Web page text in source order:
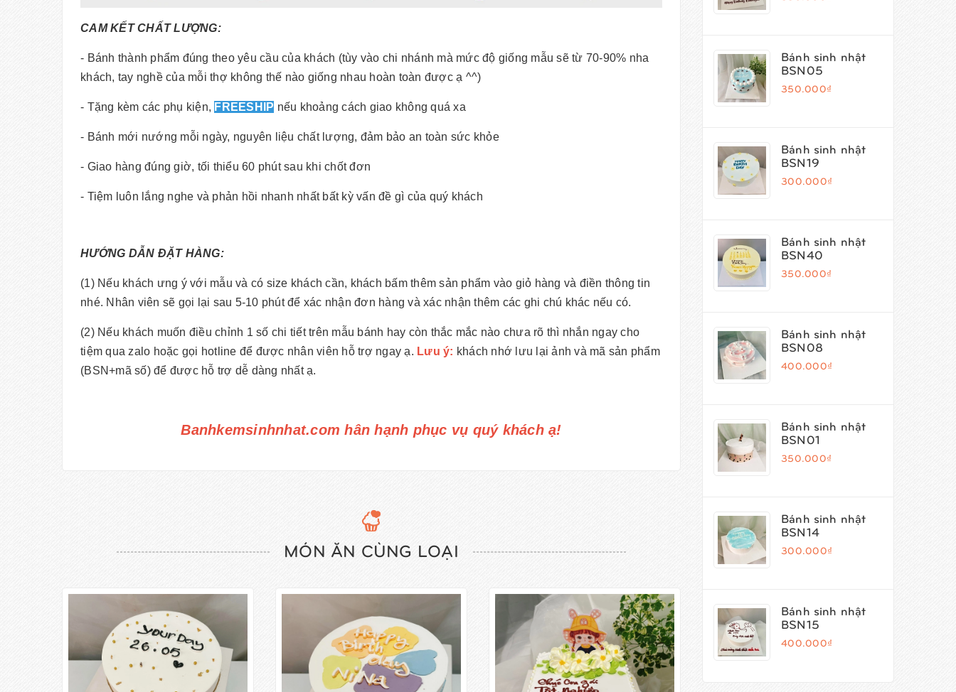
CAM KẾT CHẤT LƯỢNG:
- Bánh thành phẩm đúng theo yêu cầu của khách (tùy vào chi nhánh mà mức độ giống mẫu sẽ từ 70-90% nha
khách, tay nghề của mỗi thợ không thế nào giống nhau hoàn toàn được ạ ^^)
- Tặng kèm các phụ kiện, FREESHIP nếu khoảng cách giao không quá xa
- Bánh mới nướng mỗi ngày, nguyên liệu chất lượng, đảm bảo an toàn sức khỏe
- Giao hàng đúng giờ, tối thiểu 60 phút sau khi chốt đơn
- Tiệm luôn lắng nghe và phản hồi nhanh nhất bất kỳ vấn đề gì của quý khách
HƯỚNG DẪN ĐẶT HÀNG:
(1) Nếu khách ưng ý với mẫu và có size khách cần, khách bấm thêm sản phẩm vào giỏ hàng và điền thông tin
nhé. Nhân viên sẽ gọi lại sau 5-10 phút để xác nhận đơn hàng và xác nhận thêm các ghi chú khác nếu có.
(2) Nếu khách muốn điều chỉnh 1 số chi tiết trên mẫu bánh hay còn thắc mắc nào chưa rõ thì nhắn ngay cho
tiệm qua zalo hoặc gọi hotline để được nhân viên hỗ trợ ngay ạ. Lưu ý: khách nhớ lưu lại ảnh và mã sản phẩm
(BSN+mã số) để được hỗ trợ dễ dàng nhất ạ.
Banhkemsinhnhat.com hân hạnh phục vụ quý khách ạ!
MÓN ĂN CÙNG LOẠI
Bánh sinh nhật
BSN05
350.000₫
Bánh sinh nhật
BSN19
300.000₫
Bánh sinh nhật
BSN40
350.000₫
Bánh sinh nhật
BSN08
400.000₫
Bánh sinh nhật
BSN01
350.000₫
Bánh sinh nhật
BSN14
300.000₫
Bánh sinh nhật
BSN15
400.000₫